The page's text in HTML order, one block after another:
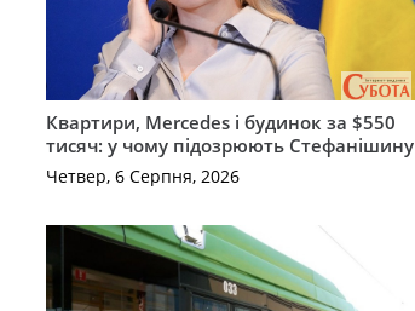
Квартири, Mercedes і будинок за $550
тисяч: у чому підозрюють Стефанішину
Четвер, 6 Серпня, 2026